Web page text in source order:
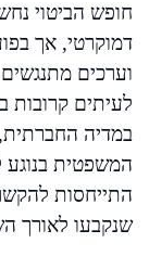
חופש הביטוי
דמוקרטי, אך
וערכים
לעיתים קרובות
במדיה החברתית,
המשפטית
התייחסות
שנקבעו לאורך